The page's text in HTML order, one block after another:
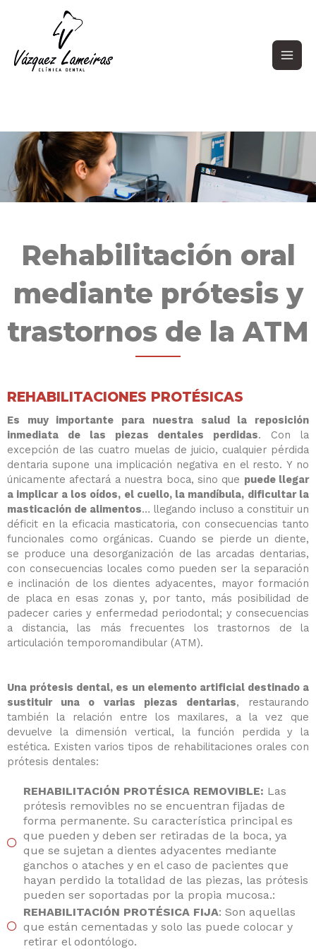
Rehabilitación oral
mediante prótesis y
trastornos de la ATM
REHABILITACIONES PROTÉSICAS
Es muy importante para nuestra salud la reposición
inmediata de las piezas dentales perdidas. Con la
excepción de las cuatro muelas de juicio, cualquier pérdida
dentaria supone una implicación negativa en el resto. Y no
únicamente afectará a nuestra boca, sino que puede llegar
a implicar a los oídos, el cuello, la mandíbula, dificultar la
masticación de alimentos… llegando incluso a constituir un
déficit en la eficacia masticatoria, con consecuencias tanto
funcionales como orgánicas. Cuando se pierde un diente,
se produce una desorganización de las arcadas dentarias,
con consecuencias locales como pueden ser la separación
e inclinación de los dientes adyacentes, mayor formación
de placa en esas zonas y, por tanto, más posibilidad de
padecer caries y enfermedad periodontal; y consecuencias
a distancia, las más frecuentes los trastornos de la
articulación temporomandibular (ATM).
Una prótesis dental, es un elemento artificial destinado a
sustituir una o varias piezas dentarias, restaurando
también la relación entre los maxilares, a la vez que
devuelve la dimensión vertical, la función perdida y la
estética. Existen varios tipos de rehabilitaciones orales con
prótesis dentales:
REHABILITACIÓN PROTÉSICA REMOVIBLE: Las
prótesis removibles no se encuentran fijadas de
forma permanente. Su característica principal es
que pueden y deben ser retiradas de la boca, ya
que se sujetan a dientes adyacentes mediante
ganchos o ataches y en el caso de pacientes que
hayan perdido la totalidad de las piezas, las prótesis
pueden ser soportadas por la propia mucosa.:
REHABILITACIÓN PROTÉSICA FIJA: Son aquellas
que están cementadas y solo las puede colocar y
retirar el odontólogo.